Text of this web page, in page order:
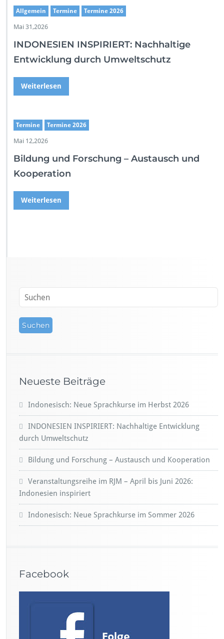
Allgemein Termine Termine 2026
Mai 31,2026
INDONESIEN INSPIRIERT: Nachhaltige
Entwicklung durch Umweltschutz
Weiterlesen
Termine Termine 2026
Mai 12,2026
Bildung und Forschung – Austausch und
Kooperation
Weiterlesen
Neueste Beiträge
Indonesisch: Neue Sprachkurse im Herbst 2026
INDONESIEN INSPIRIERT: Nachhaltige Entwicklung
durch Umweltschutz
Bildung und Forschung – Austausch und Kooperation
Veranstaltungsreihe im RJM – April bis Juni 2026:
Indonesien inspiriert
Indonesisch: Neue Sprachkurse im Sommer 2026
Facebook